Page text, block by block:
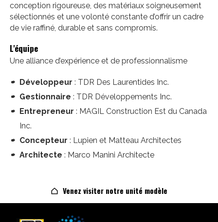
conception rigoureuse, des matériaux soigneusement
sélectionnés et une volonté constante d’offrir un cadre
de vie raffiné, durable et sans compromis.
L'équipe
Une alliance d’expérience et de professionnalisme
Développeur : TDR Des Laurentides Inc.
Gestionnaire : TDR Développements Inc.
Entrepreneur : MAGIL Construction Est du Canada
Inc.
Concepteur : Lupien et Matteau Architectes
Architecte : Marco Manini Architecte
Venez visiter notre unité modèle